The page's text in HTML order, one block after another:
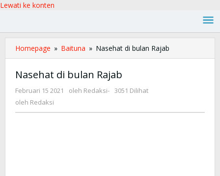
Lewati ke konten
Homepage » Baituna » Nasehat di bulan Rajab
Nasehat di bulan Rajab
Februari 15 2021 oleh Redaksi- 3051 Dilihat
oleh Redaksi